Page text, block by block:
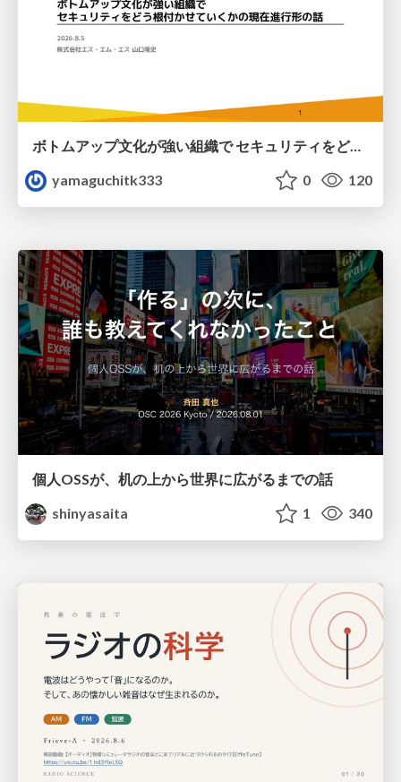
ボトムアップ文化が強い組織で セキュリティをどう根付かせていくかの現在進行形の話 / Making Security Stick in a Bottom-Up Organization
yamaguchitk333
0 120
個人OSSが、机の上から世界に広がるまでの話
shinyasaita
1 340